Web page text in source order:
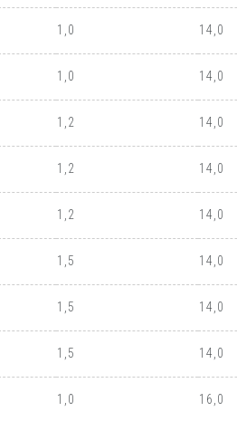
1,0 14,0
1,0 14,0
1,2 14,0
1,2 14,0
1,2 14,0
1,5 14,0
1,5 14,0
1,5 14,0
1,0 16,0